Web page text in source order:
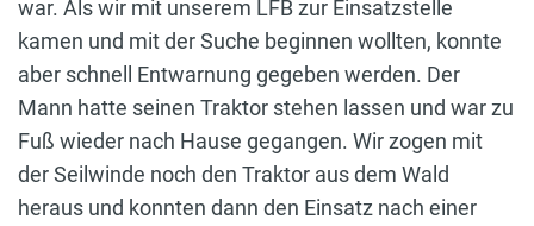
war. Als wir mit unserem LFB zur Einsatzstelle
kamen und mit der Suche beginnen wollten, konnte
aber schnell Entwarnung gegeben werden. Der
Mann hatte seinen Traktor stehen lassen und war zu
Fuß wieder nach Hause gegangen. Wir zogen mit
der Seilwinde noch den Traktor aus dem Wald
heraus und konnten dann den Einsatz nach einer